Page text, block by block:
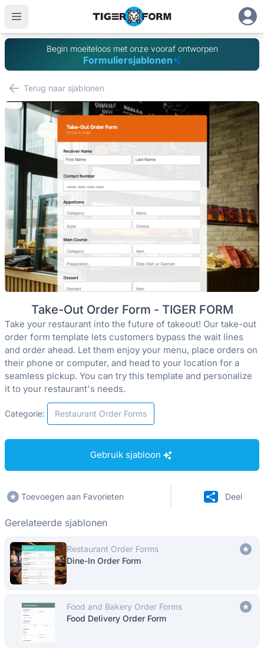
Begin moeiteloos met onze vooraf ontworpen
Formuliersjablonen
Terug naar sjablonen
Take-Out Order Form - TIGER FORM
Take your restaurant into the future of takeout! Our take-out
order form template lets customers bypass the wait lines
and order ahead. Let them enjoy your menu, place orders on
their phone or computer, and head to your location for a
seamless pickup. You can try this template and personalize
it to your restaurant's needs.
Categorie: Restaurant Order Forms
Gebruik sjabloon
Toevoegen aan Favorieten Deel
Gerelateerde sjablonen
Restaurant Order Forms
Dine-In Order Form
Food and Bakery Order Forms
Food Delivery Order Form